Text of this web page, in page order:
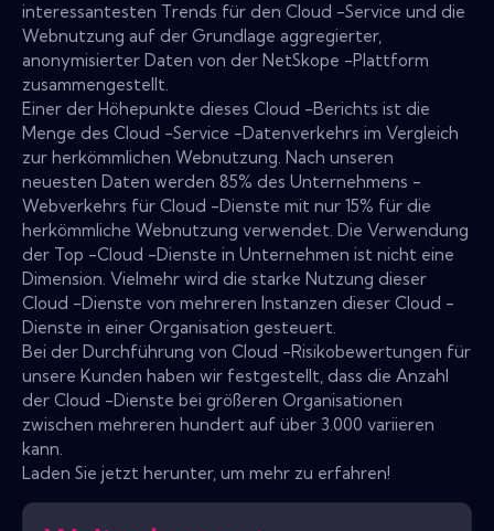
interessantesten Trends für den Cloud -Service und die
Webnutzung auf der Grundlage aggregierter,
anonymisierter Daten von der NetSkope -Plattform
zusammengestellt.
Einer der Höhepunkte dieses Cloud -Berichts ist die
Menge des Cloud -Service -Datenverkehrs im Vergleich
zur herkömmlichen Webnutzung. Nach unseren
neuesten Daten werden 85% des Unternehmens -
Webverkehrs für Cloud -Dienste mit nur 15% für die
herkömmliche Webnutzung verwendet. Die Verwendung
der Top -Cloud -Dienste in Unternehmen ist nicht eine
Dimension. Vielmehr wird die starke Nutzung dieser
Cloud -Dienste von mehreren Instanzen dieser Cloud -
Dienste in einer Organisation gesteuert.
Bei der Durchführung von Cloud -Risikobewertungen für
unsere Kunden haben wir festgestellt, dass die Anzahl
der Cloud -Dienste bei größeren Organisationen
zwischen mehreren hundert auf über 3.000 variieren
kann.
Laden Sie jetzt herunter, um mehr zu erfahren!